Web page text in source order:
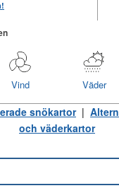
Väder
Vind
snökartor|
och väderkartor